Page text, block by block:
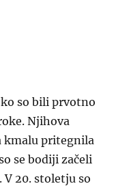
so bili prvotno
Njihova
kmalu pritegnila
se bodiji začeli
20. stoletju so